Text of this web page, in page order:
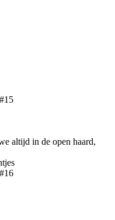
#15
altijd in de open haard,
#16